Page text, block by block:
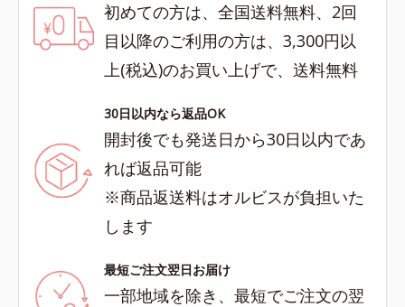
初めての方は、全国送料無料、2回
目以降のご利用の方は、3,300円以
上(税込)のお買い上げで、送料無料
30日以内なら返品OK
開封後でも発送日から30日以内であ
れば返品可能
※商品返送料はオルビスが負担いた
します
最短ご注文翌日お届け
一部地域を除き、最短でご注文の翌